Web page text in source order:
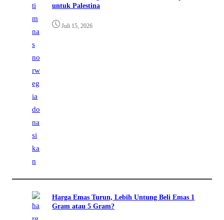
untuk Palestina
Juli 15, 2026
Harga Emas Turun, Lebih Untung Beli Emas 1
Gram atau 5 Gram?